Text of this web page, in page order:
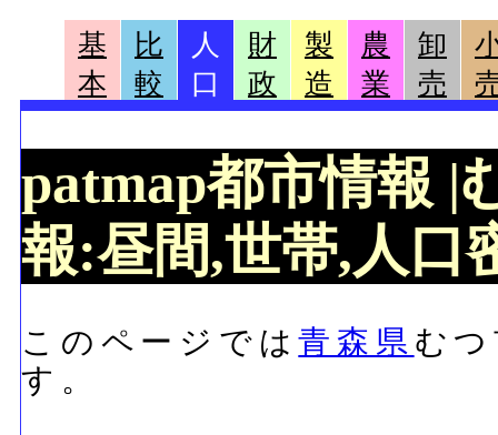
基
本
比
較
人
口
財
政
製
造
農
業
卸
売
patmap都市情報 |
報:昼間,世帯,人口
このページでは青森県 む
す。